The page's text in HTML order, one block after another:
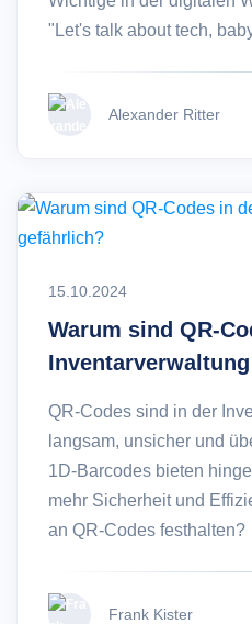
"Let's talk about tech,
Alexander Ritter
15.10.2024
Warum sind QR-
QR-Codes sind in der
langsam, unsicher und
1D-Barcodes bieten
mehr Sicherheit und
an QR-Codes festhalten?
Frank Kister